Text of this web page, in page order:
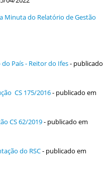
Minuta do Relatório de Gestão
do País - Reitor do Ifes- publicado
CS 175/2016- publicado em
CS 62/2019- publicado em
do RSC- publicado em